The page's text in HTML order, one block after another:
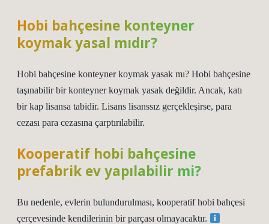
Hobi bahçesine konteyner
koymak yasal mıdır?
Hobi bahçesine konteyner koymak yasak mı? Hobi bahçesine
taşınabilir bir konteyner koymak yasak değildir. Ancak, katı
bir kap lisansa tabidir. Lisans lisanssız gerçekleşirse, para
cezası para cezasına çarptırılabilir.
Kooperatif hobi bahçesine
prefabrik ev yapılabilir mi?
Bu nedenle, evlerin bulundurulması, kooperatif hobi bahçesi
çerçevesinde kendilerinin bir parçası olmayacaktır.